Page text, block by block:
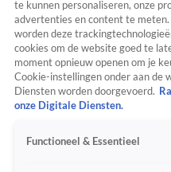
te kunnen personaliseren, onze
advertenties en content te
worden deze
cookies om de website goed te
moment opnieuw openen om je
Cookie-instellingen onder aan de
Diensten worden doorgevoerd.
onze Digitale Diensten.
Functioneel & Essentieel